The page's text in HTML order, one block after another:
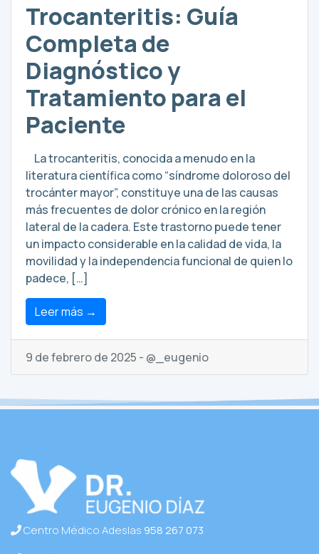
Trocanteritis: Guía
Completa de
Diagnóstico y
Tratamiento para el
Paciente
La trocanteritis, conocida a menudo en la
literatura científica como “síndrome doloroso del
trocánter mayor”, constituye una de las causas
más frecuentes de dolor crónico en la región
lateral de la cadera. Este trastorno puede tener
un impacto considerable en la calidad de vida, la
movilidad y la independencia funcional de quien lo
padece, […]
Leer más →
9 de febrero de 2025 - @_eugenio
Centro Médico Adeslas 958 267 073